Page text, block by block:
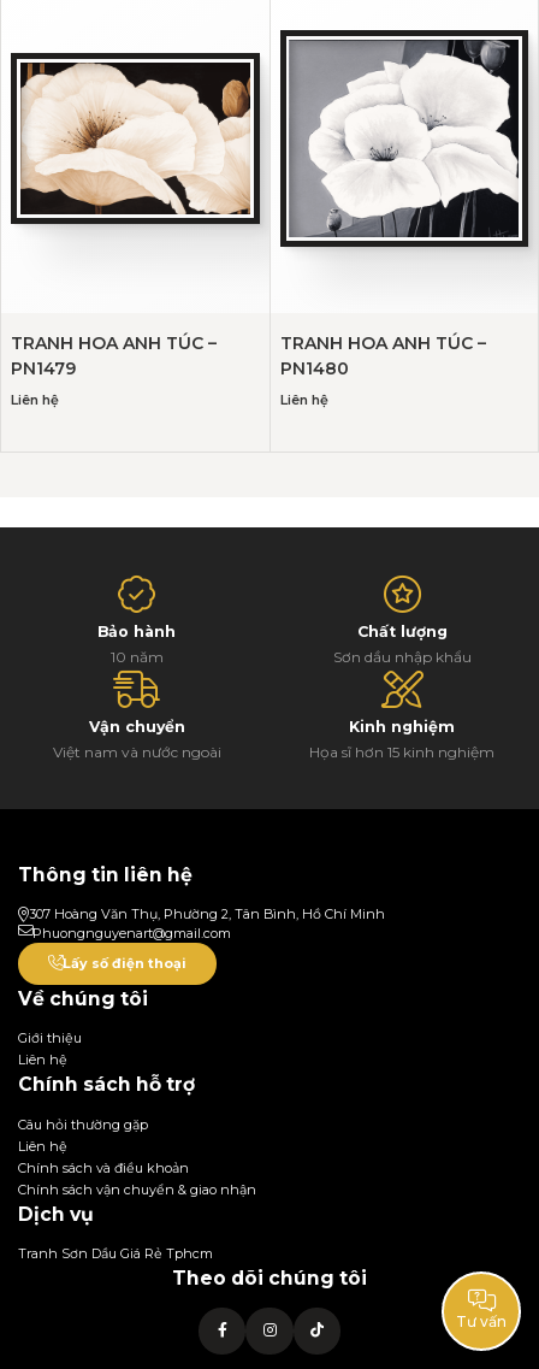
TRANH HOA ANH TÚC –
PN1479
Liên hệ
TRANH HOA ANH TÚC –
PN1480
Liên hệ
Bảo hành
10 năm
Chất lượng
Sơn dầu nhập khẩu
Vận chuyển
Việt nam và nước ngoài
Kinh nghiệm
Họa sĩ hơn 15 kinh nghiệm
Thông tin liên hệ
307 Hoàng Văn Thụ, Phường 2, Tân Bình, Hồ Chí Minh
Phuongnguyenart@gmail.com
Lấy số điện thoại
Về chúng tôi
Giới thiệu
Liên hệ
Chính sách hỗ trợ
Câu hỏi thường gặp
Liên hệ
Chính sách và điều khoản
Chính sách vận chuyển & giao nhận
Dịch vụ
Tranh Sơn Dầu Giá Rẻ Tphcm
Theo dõi chúng tôi
Tư vấn